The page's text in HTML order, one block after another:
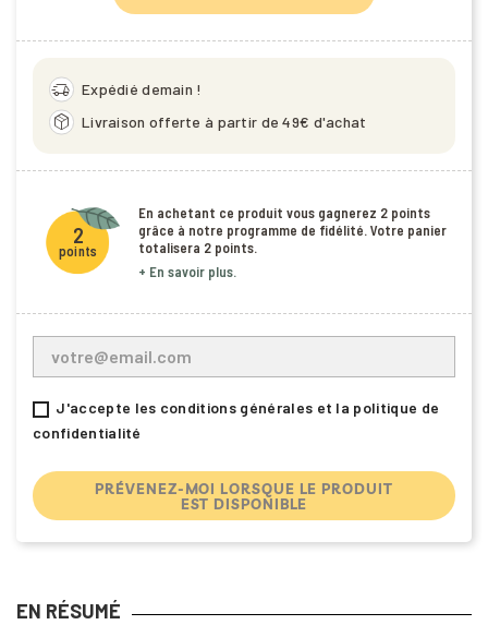
delivery_truck_speed Expédié demain !
package_2 Livraison offerte à partir de 49€ d'achat
2
points
En achetant ce produit vous gagnerez 2 points
grâce à notre programme de fidélité. Votre panier
totalisera 2 points.
+ En savoir plus.
J'accepte les conditions générales et la politique de
confidentialité
PRÉVENEZ-MOI LORSQUE LE PRODUIT
EST DISPONIBLE
EN RÉSUMÉ